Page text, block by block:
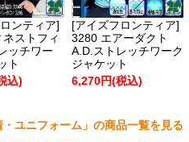
ンティア]
ストフィ
ッチワー
ト
込)
[アイズフロンティア]
3280 エアーダクト
A.D.ストレッチワーク
ジャケット
6,270円(税込)
・ユニフォーム」の商品一覧を見る